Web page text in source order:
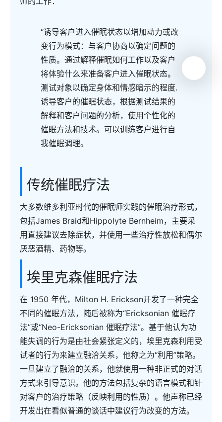
“诱导客户进入催眠状态以增加动力或改
变行为模式：与客户协商以确定问题的
性质。通过解释催眠如何工作以及客户
将体验什么来准备客户进入催眠状态。
测试对象以确定身体和情感暗示的程度.
诱导客户的催眠状态，根据测试结果的
解释和客户问题的分析，使用个性化的
催眠方法和技术。可以训练客户进行自
我催眠调理。
传统催眠疗法
大多数维多利亚时代的催眠师实践的催眠治疗形式，
包括James Braid和Hippolyte Bernheim，主要采
用直接建议去除症状，并使用一些治疗性放松和偶尔
厌恶酒精、药物等。
埃里克森催眠疗法
在 1950 年代，Milton H. Erickson开发了一种完全
不同的催眠方法，随后被称为“Ericksonian 催眠疗
法”或“Neo-Ericksonian 催眠疗法”。基于他认为功
能失调的行为是由社会紧张定义的，埃里克森利用受
试者的行为来建立融洽关系，他称之为“利用”策略。
一旦建立了融洽的关系，他就使用一种非正式的对话
方式来引导意识。他的方法包括复杂的语言模式和针
对客户的治疗策略（反映利用的性质）。他声称已经
开发出在看似普通的谈话中建议行为改变的方法。